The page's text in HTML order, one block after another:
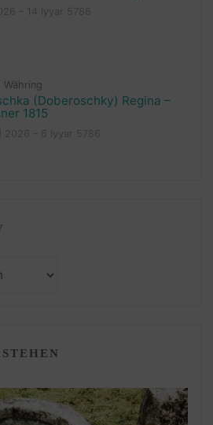
Währing
(Doberoschky) Regina –
1815